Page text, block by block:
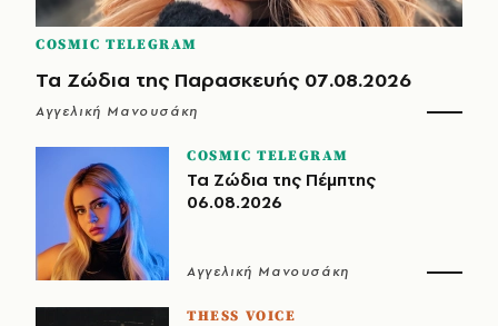
COSMIC TELEGRAM
Τα Ζώδια της Παρασκευής 07.08.2026
Αγγελική Μανουσάκη
COSMIC TELEGRAM
Τα Ζώδια της Πέμπτης
06.08.2026
Αγγελική Μανουσάκη
THESS VOICE